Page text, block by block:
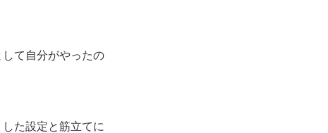
て自分がやったの
た設定と筋立てに